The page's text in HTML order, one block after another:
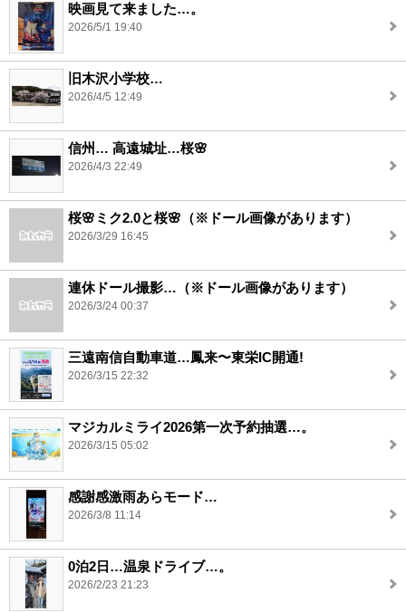
映画見て来ました…。
2026/5/1 19:40
旧木沢小学校…
2026/4/5 12:49
信州… 高遠城址…桜🌸
2026/4/3 22:49
桜🌸ミク2.0と桜🌸（※ドール画像があります）
2026/3/29 16:45
連休ドール撮影…（※ドール画像があります）
2026/3/24 00:37
三遠南信自動車道…鳳来〜東栄IC開通!
2026/3/15 22:32
マジカルミライ2026第一次予約抽選…。
2026/3/15 05:02
感謝感激雨あらモード…
2026/3/8 11:14
0泊2日…温泉ドライブ…。
2026/2/23 21:23